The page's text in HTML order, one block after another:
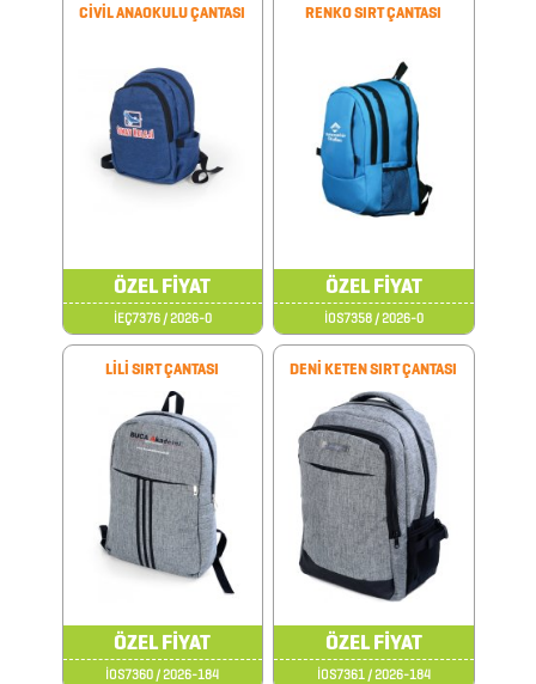
ANAHTARLIK
AKSESUARLARI
BARDAK
FİNCAN
ALTLIKLARI
YETİŞTİRME
ÜRÜNLERİ
CİVİL ANAOKULU ÇANTASI
ÖZEL FİYAT
İEÇ7376 / 2026-0
RENKO SIRT ÇANTASI
ÖZEL FİYAT
İOS7358 / 2026-0
LİLİ SIRT ÇANTASI
ÖZEL FİYAT
İOS7360 / 2026-184
DENİ KETEN SIRT ÇANTASI
ÖZEL FİYAT
İOS7361 / 2026-184